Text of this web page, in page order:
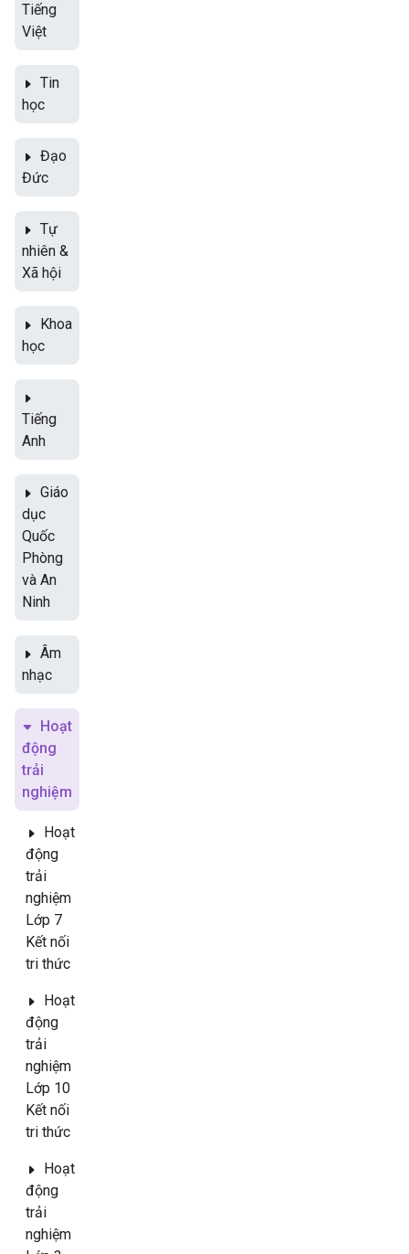
Tiếng
Việt
Tin
học
Đạo
Đức
Tự
nhiên &
Xã hội
Khoa
học
Tiếng
Anh
Giáo
dục
Quốc
Phòng
và An
Ninh
Âm
nhạc
Hoạt
động
trải
nghiệm
Hoạt
động
trải
nghiệm
Lớp 7
Kết nối
tri thức
Hoạt
động
trải
nghiệm
Lớp 10
Kết nối
tri thức
Hoạt
động
trải
nghiệm